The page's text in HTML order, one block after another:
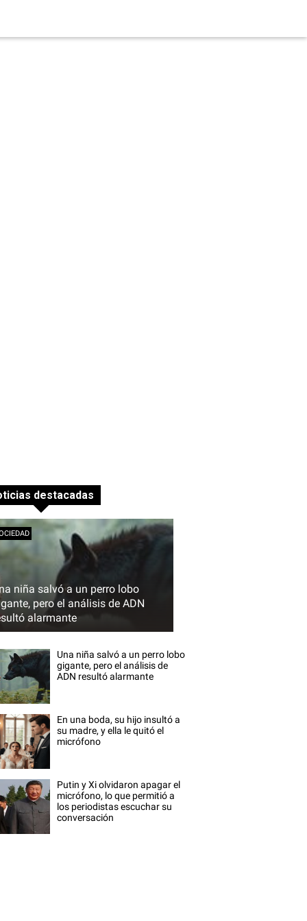
destacadas
niña salvó a un perro lobo
pero el análisis de ADN
alarmante
Una niña salvó a un perro lobo
gigante, pero el análisis de
ADN resultó alarmante
En una boda, su hijo insultó a
su madre, y ella le quitó el
micrófono
Putin y Xi olvidaron apagar el
micrófono, lo que permitió a
los periodistas escuchar su
conversación